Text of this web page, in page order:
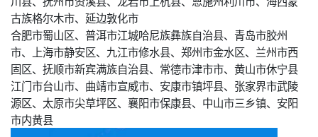
古族格尔木市、延边敦化市
合肥市蜀山区、普洱市江城哈尼族彝族自治县、青岛市胶州
市、上海市静安区、九江市修水县、郑州市金水区、兰州市西
固区、抚顺市新宾满族自治县、常德市津市市、黄山市休宁县
江门市台山市、曲靖市宣威市、安康市镇坪县、张家界市武陵
源区、太原市尖草坪区、襄阳市保康县、中山市三乡镇、安阳
市内黄县